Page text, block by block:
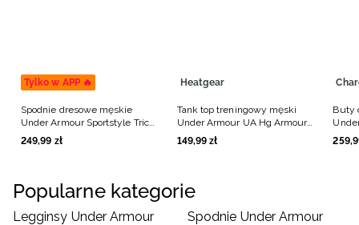
Tylko w APP 🔥
Spodnie dresowe męskie
Under Armour Sportstyle Tricot
Jogger - khaki
249,99 zł
Heatgear
Tank top treningowy męski
Under Armour UA Hg Armour
Comp Mock Sl - czarny
149,99 zł
Buty
259,
Popularne kategorie
Legginsy Under Armour
Spodnie Under Armour